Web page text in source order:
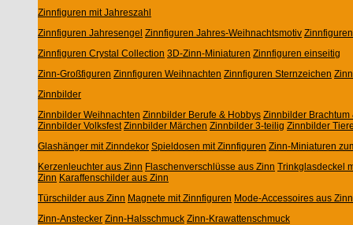
Zinnfiguren mit Jahreszahl
Zinnfiguren Jahresengel Zinnfiguren Jahres-Weihnachtsmotiv
Zinnfiguren Crystal Collection 3D-Zinn-Miniaturen Zinnfiguren einseitig
Zinn-Großfiguren Zinnfiguren Weihnachten Zinnfiguren Sternzeichen
Zinnbilder
Zinnbilder Weihnachten Zinnbilder Berufe & Hobbys Zinnbilder Brachtum
Zinnbilder Volksfest Zinnbilder Märchen Zinnbilder 3-teilig Zinnbilder
Glashänger mit Zinndekor Spieldosen mit Zinnfiguren Zinn-Miniaturen
Kerzenleuchter aus Zinn Flaschenverschlüsse aus Zinn Trinkglasdeckel
Zinn Karaffenschilder aus Zinn
Türschilder aus Zinn Magnete mit Zinnfiguren Mode-Accessoires aus Zinn
Zinn-Anstecker Zinn-Halsschmuck Zinn-Krawattenschmuck